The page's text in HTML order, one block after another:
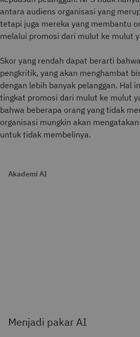
antara audiens organisasi yang
tetapi juga mereka yang membantu
melalui promosi dari mulut ke mulut
Skor yang rendah dapat berarti
pengkritik, yang akan menghambat
dengan lebih banyak pelanggan. Hal
tingkat promosi dari mulut ke mulut
bahwa beberapa orang yang tidak
organisasi mungkin akan
untuk tidak membelinya.
Akademi AI
Menjadi pakar AI